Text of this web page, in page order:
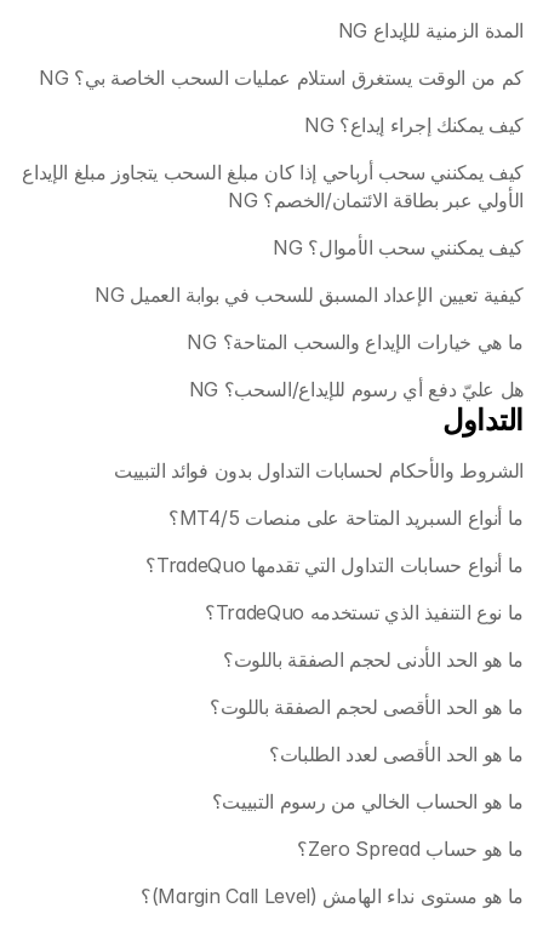
المدة الزمنية للإيداع NG
كم من الوقت يستغرق استلام عمليات السحب الخاصة بي؟ NG
كيف يمكنك إجراء إيداع؟ NG
الأولي عبر بطاقة الائتمان/الخصم؟ NG
كيف يمكنني سحب الأموال؟ NG
كيفية تعيين الإعداد المسبق للسحب في بوابة العميل NG
ما هي خيارات الإيداع والسحب المتاحة؟ NG
هل عليّ دفع أي رسوم للإيداع/السحب؟ NG
التداول
الشروط والأحكام لحسابات التداول بدون فوائد التبييت
ما أنواع السبريد المتاحة على منصات MT4/5؟
ما أنواع حسابات التداول التي تقدمها TradeQuo؟
ما نوع التنفيذ الذي تستخدمه TradeQuo؟
ما هو الحد الأدنى لحجم الصفقة باللوت؟
ما هو الحد الأقصى لحجم الصفقة باللوت؟
ما هو الحد الأقصى لعدد الطلبات؟
ما هو الحساب الخالي من رسوم التبييت؟
ما هو حساب Zero Spread؟
ما هو مستوى نداء الهامش (Margin Call Level)؟